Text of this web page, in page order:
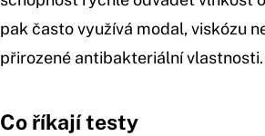
pak často využívá modal, viskózu
přirozené antibakteriální vlastnosti.
Co říkají testy